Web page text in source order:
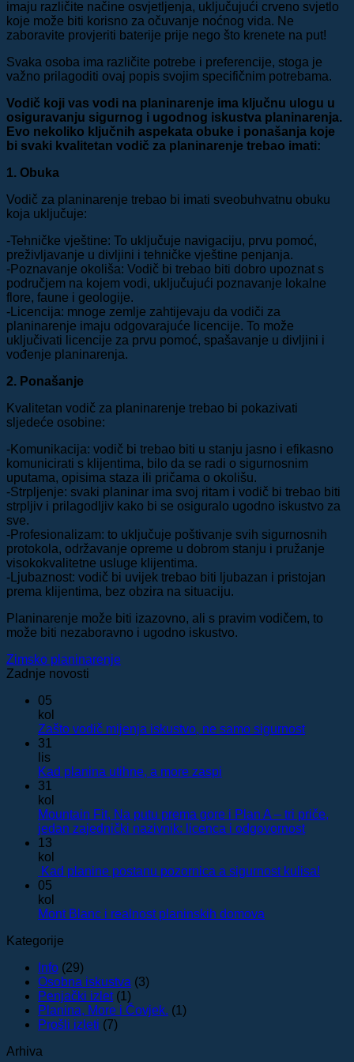
imaju različite načine osvjetljenja, uključujući crveno svjetlo
koje može biti korisno za očuvanje noćnog vida. Ne
zaboravite provjeriti baterije prije nego što krenete na put!
Svaka osoba ima različite potrebe i preferencije, stoga je
važno prilagoditi ovaj popis svojim specifičnim potrebama.
Vodič koji vas vodi na planinarenje ima ključnu ulogu u
osiguravanju sigurnog i ugodnog iskustva planinarenja.
Evo nekoliko ključnih aspekata obuke i ponašanja koje
bi svaki kvalitetan vodič za planinarenje trebao imati:
1. Obuka
Vodič za planinarenje trebao bi imati sveobuhvatnu obuku
koja uključuje:
-Tehničke vještine: To uključuje navigaciju, prvu pomoć,
preživljavanje u divljini i tehničke vještine penjanja.
-Poznavanje okoliša: Vodič bi trebao biti dobro upoznat s
područjem na kojem vodi, uključujući poznavanje lokalne
flore, faune i geologije.
-Licencija: mnoge zemlje zahtijevaju da vodiči za
planinarenje imaju odgovarajuće licencije. To može
uključivati licencije za prvu pomoć, spašavanje u divljini i
vođenje planinarenja.
2. Ponašanje
Kvalitetan vodič za planinarenje trebao bi pokazivati
sljedeće osobine:
-Komunikacija: vodič bi trebao biti u stanju jasno i efikasno
komunicirati s klijentima, bilo da se radi o sigurnosnim
uputama, opisima staza ili pričama o okolišu.
-Strpljenje: svaki planinar ima svoj ritam i vodič bi trebao biti
strpljiv i prilagodljiv kako bi se osiguralo ugodno iskustvo za
sve.
-Profesionalizam: to uključuje poštivanje svih sigurnosnih
protokola, održavanje opreme u dobrom stanju i pružanje
visokokvalitetne usluge klijentima.
-Ljubaznost: vodič bi uvijek trebao biti ljubazan i pristojan
prema klijentima, bez obzira na situaciju.
Planinarenje može biti izazovno, ali s pravim vodičem, to
može biti nezaboravno i ugodno iskustvo.
Zimsko planinarenje
Zadnje novosti
05
kol
Zašto vodič mijenja iskustvo, ne samo sigurnostNema
iskustvo,
ne
31
lis
Kad planina utihne, a more zaspi
Kad
planina
more
31
kol
Mountain Fit, Na putu prema gore i Plan A – tri priče,
jedan zajednički nazivnik: licenca i odgovornostNema
13
kol
Kad planine postanu pozornica a sigurnost kulisa!
05
kol
Mont Blanc i realnost planinskih domova
Kategorije
Info (29)
Osobna iskustva (3)
Penjački izlet(1)
Planina, More i Čovjek. (1)
Prošli izleti (7)
Arhiva